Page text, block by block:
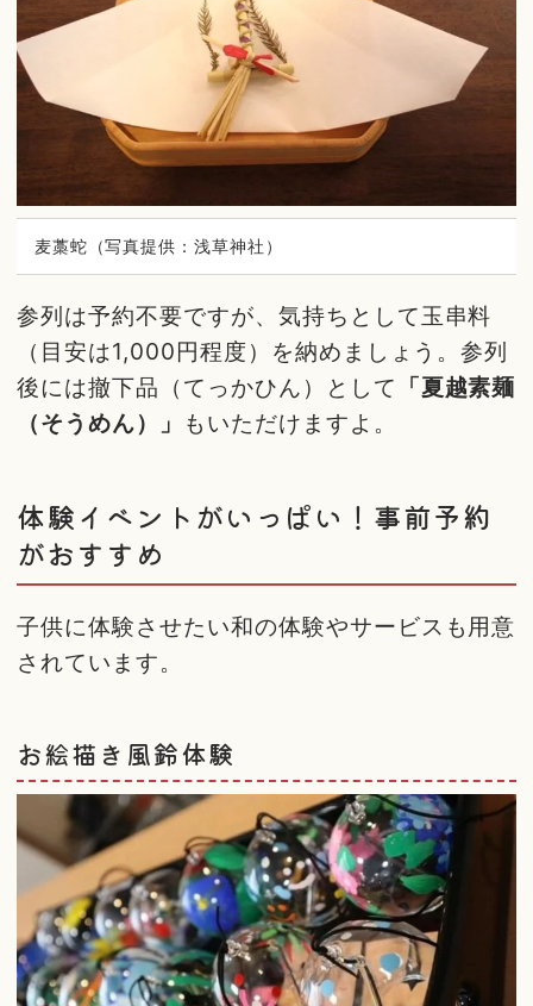
麦藁蛇（写真提供：浅草神社）
参列は予約不要ですが、気持ちとして玉串料
（目安は1,000円程度）を納めましょう。参列
後には撤下品（てっかひん）として 「夏越素麺
（そうめん）」 もいただけますよ。
体験イベントがいっぱい！事前予約
がおすすめ
子供に体験させたい和の体験やサービスも用意
されています。
お絵描き風鈴体験